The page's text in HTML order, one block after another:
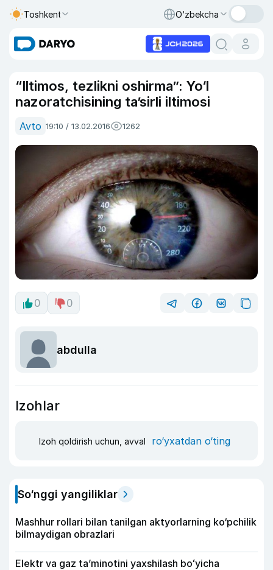
Toshkent O‘zbekcha
“Iltimos, tezlikni oshirma”: Yo‘l
nazoratchisining ta’sirli iltimosi
Avto 19:10 / 13.02.2016 1262
0 0
abdulla
Izohlar
Izoh qoldirish uchun, avval ro‘yxatdan o‘ting
So‘nggi yangiliklar
Mashhur rollari bilan tanilgan aktyorlarning ko‘pchilik
bilmaydigan obrazlari
Elektr va gaz taʼminotini yaxshilash boʻyicha